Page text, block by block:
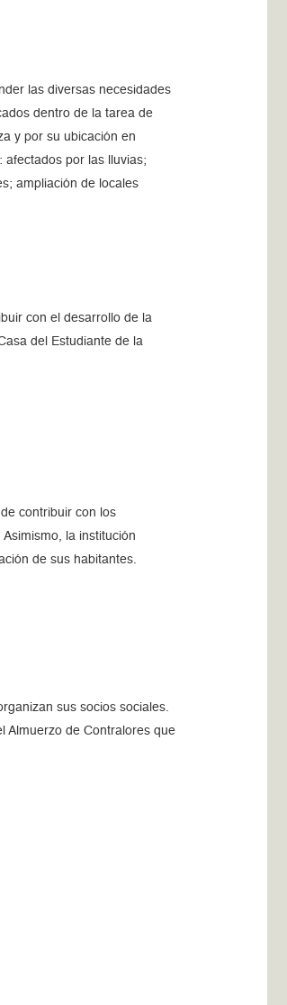
las diversas necesidades
dentro de la tarea de
y por su ubicación en
afectados por las lluvias;
ampliación de locales
con el desarrollo de la
del Estudiante de la
contribuir con los
la institución
de sus habitantes.
sus socios sociales.
Almuerzo de Contralores que